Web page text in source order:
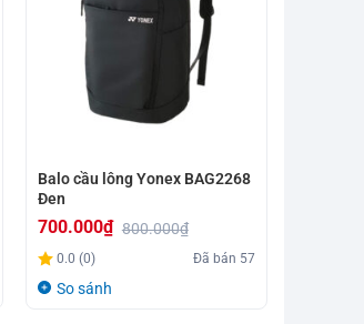
Balo cầu lông Yonex BAG2268
Đen
800.000₫
Giá
gốc
700.000₫
Giá
hiện
0.0 (0) Đã bán 57
So sánh